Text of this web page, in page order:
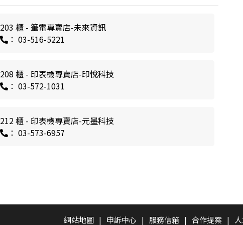
203 櫃 - 筆電專賣店-未來資訊
： 03-516-5221
208 櫃 - 印表機專賣店-印悅科技
： 03-572-1031
212 櫃 - 印表機專賣店-元墨科技
： 03-573-6957
網站地圖 | 申訴中心 | 服務信箱 | 合作提案 |